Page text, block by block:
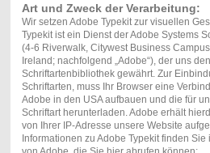
Art und Zweck der Verarbeitung:
Wir setzen Adobe Typekit zur visuellen
Typekit ist ein Dienst der Adobe Systems
(4-6 Riverwalk, Citywest Business
Ireland; nachfolgend „Adobe“), der uns
Schriftartenbibliothek gewährt. Zur
Schriftarten, muss Ihr Browser eine
Adobe in den USA aufbauen und die für
Schriftart herunterladen. Adobe erhält
von Ihrer IP-Adresse unsere Website
Informationen zu Adobe Typekit finden